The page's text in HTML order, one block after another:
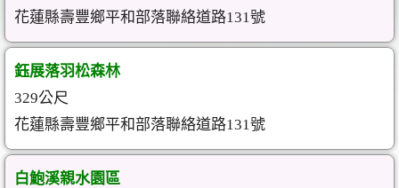
花蓮縣壽豐鄉平和部落聯絡道路131號
鈺展落羽松森林
329公尺
花蓮縣壽豐鄉平和部落聯絡道路131號
白鮑溪親水園區